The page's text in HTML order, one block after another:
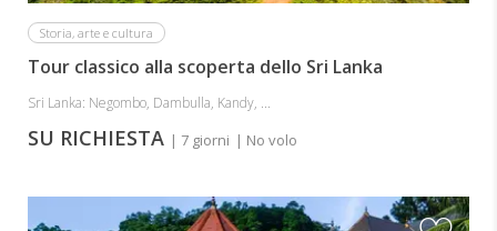
Storia, arte e cultura
Tour classico alla scoperta dello Sri Lanka
Sri Lanka: Negombo, Dambulla, Kandy, ...
SU RICHIESTA | 7 giorni | No volo